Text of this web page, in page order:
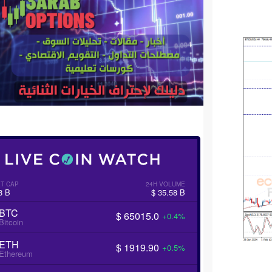
CAP
B
24H VOLUME
$ 35.58 B
$ 65015.0 +0.4%
$ 1919.90 +0.5%